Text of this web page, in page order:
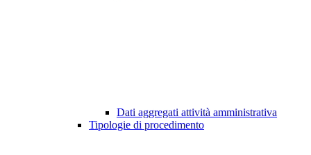
Dati aggregati attività amministrativa
Tipologie di procedimento